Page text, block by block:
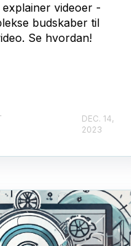
videoer -
budskaber til
Se hvordan!
DEC. 14,
2023